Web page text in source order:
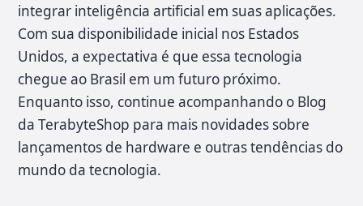
integrar inteligência artificial em suas aplicações.
Com sua disponibilidade inicial nos Estados
Unidos, a expectativa é que essa tecnologia
chegue ao Brasil em um futuro próximo.
Enquanto isso, continue acompanhando o Blog
da TerabyteShop para mais novidades sobre
lançamentos de hardware e outras tendências do
mundo da tecnologia.